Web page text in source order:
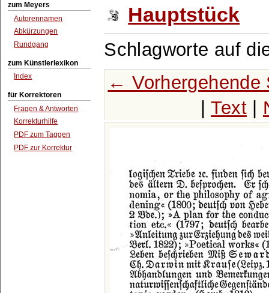
zum Meyers
Autorennamen
Abkürzungen
Rundgang
zum Künstlerlexikon
Index
für Korrektoren
Fragen & Antworten
Korrekturhilfe
PDF zum Taggen
PDF zur Korrektur
Hauptstück
Schlagworte auf
← Vorhergehende
|Text|